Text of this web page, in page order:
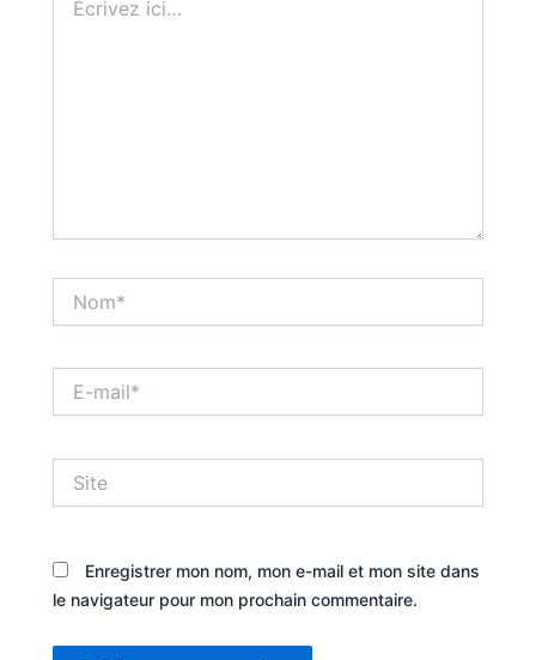
ici…
mail*
Enregistrer mon nom, mon e-mail et mon site dans
le navigateur pour mon prochain commentaire.